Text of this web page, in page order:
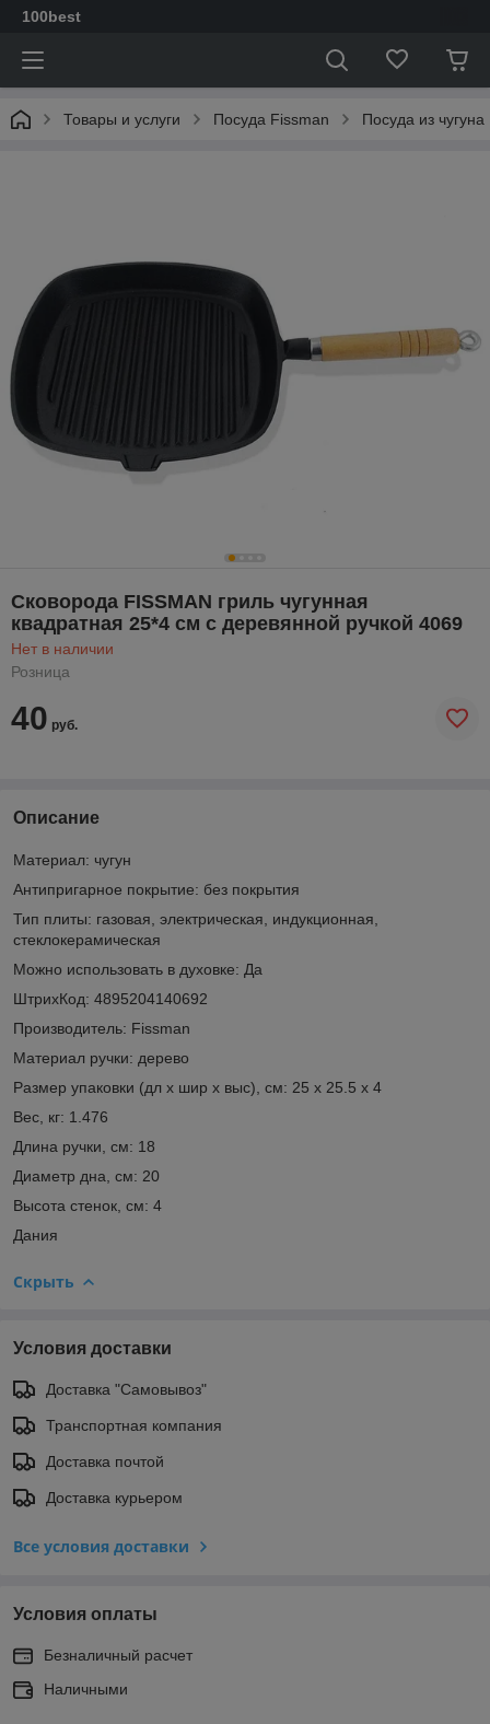
100best
Товары и услуги Посуда Fissman Посуда из чугуна
Cковорода FISSMAN гриль чугунная
квадратная 25*4 см с деревянной ручкой 4069
Нет в наличии
Розница
40 руб.
Описание
Материал: чугун
Антипригарное покрытие: без покрытия
Тип плиты: газовая, электрическая, индукционная,
стеклокерамическая
Можно использовать в духовке: Да
ШтрихКод: 4895204140692
Производитель: Fissman
Материал ручки: дерево
Размер упаковки (дл х шир х выс), см: 25 х 25.5 х 4
Вес, кг: 1.476
Длина ручки, см: 18
Диаметр дна, см: 20
Высота стенок, см: 4
Дания
Скрыть
Условия доставки
Доставка "Самовывоз"
Транспортная компания
Доставка почтой
Доставка курьером
Все условия доставки
Условия оплаты
Безналичный расчет
Наличными